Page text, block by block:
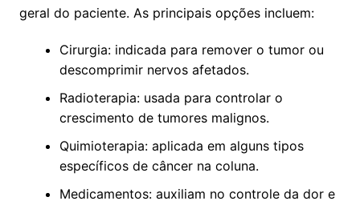
geral do paciente. As principais opções incluem:
Cirurgia: indicada para remover o tumor ou
descomprimir nervos afetados.
Radioterapia: usada para controlar o
crescimento de tumores malignos.
Quimioterapia: aplicada em alguns tipos
específicos de câncer na coluna.
Medicamentos: auxiliam no controle da dor e